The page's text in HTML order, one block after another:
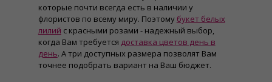
которые почти всегда есть в наличии у
флористов по всему миру. Поэтому букет белых
лилий с красными розами - надежный выбор,
когда Вам требуется доставка цветов день в
день. А три доступных размера позволят Вам
точнее подобрать вариант на Ваш бюджет.